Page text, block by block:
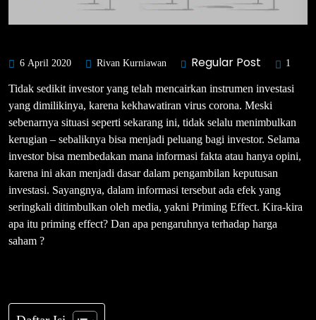
6 April 2020 Rivan Kurniawan Regular Post 1
Tidak sedikit investor yang telah mencairkan instrumen investasi
yang dimilikinya, karena kekhawatiran virus corona. Meski
sebenarnya situasi seperti sekarang ini, tidak selalu menimbulkan
kerugian – sebaliknya bisa menjadi peluang bagi investor. Selama
investor bisa membedakan mana informasi fakta atau hanya opini,
karena ini akan menjadi dasar dalam pengambilan keputusan
investasi. Sayangnya, dalam informasi tersebut ada efek yang
seringkali ditimbulkan oleh media, yakni Priming Effect. Kira-kira
apa itu priming effect? Dan apa pengaruhnya terhadap harga
saham ?